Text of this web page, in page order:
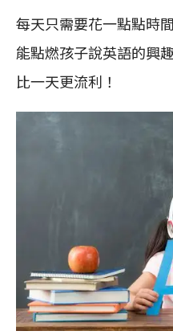
每天只需要花一點點時
能點燃孩子說英語的興
比一天更流利！